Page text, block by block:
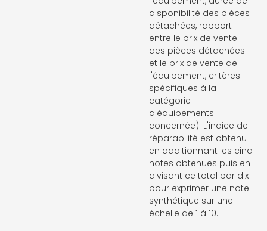
disponibilité des pièces
détachées, rapport
entre le prix de vente
des pièces détachées
et le prix de vente de
l'équipement, critères
spécifiques à la
catégorie
d'équipements
concernée). L'indice de
réparabilité est obtenu
en additionnant les cinq
notes obtenues puis en
divisant ce total par dix
pour exprimer une note
synthétique sur une
échelle de 1 à 10.